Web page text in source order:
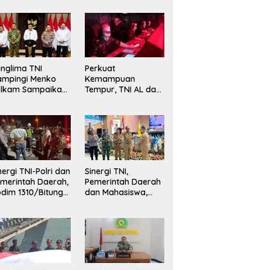
Korps
TNI
Menko
Sampaikan
Perkuat
Kemampuan
Tempur, TNI AL dan
Latihan ORRUDA
2026
TNI-Polri dan
Daerah,
1310/Bitung
Kota Bitung
Sinergi TNI,
Pemerintah Daerah
dan Mahasiswa,
Mahasiswa KKT
Unsrat Manado di
Kota Bitung